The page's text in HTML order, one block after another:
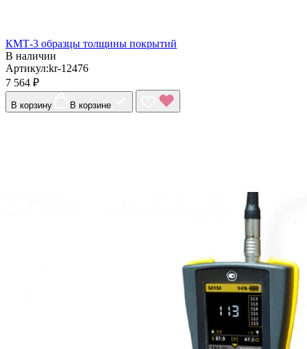
КМТ-3 образцы толщины покрытий
В наличии
Артикул:kr-12476
7 564 ₽
В корзину В корзине